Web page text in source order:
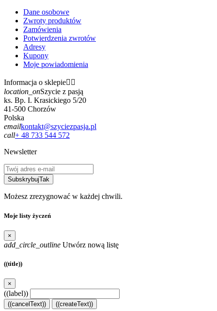
Dane osobowe
Zwroty produktów
Zamówienia
Potwierdzenia zwrotów
Adresy
Kupony
Moje powiadomienia
Informacja o sklepie 
location_onSzycie z pasją
ks. Bp. I. Krasickiego 5/20
41-500 Chorzów
Polska
emailkontakt@szyciezpasja.pl
call+ 48 733 544 572
Newsletter
SubskrybujTak
Możesz zrezygnować w każdej chwili.
Moje listy życzeń
×
add_circle_outline Utwórz nową listę
((title))
×
((label))
((cancelText)) ((createText))